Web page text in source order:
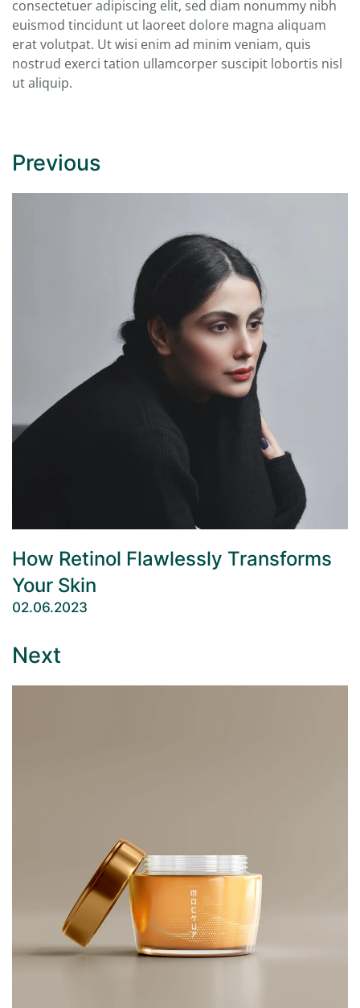
consectetuer adipiscing elit, sed diam nonummy nibh
euismod tincidunt ut laoreet dolore magna aliquam
erat volutpat. Ut wisi enim ad minim veniam, quis
nostrud exerci tation ullamcorper suscipit lobortis nisl
ut aliquip.
Previous
How Retinol Flawlessly Transforms
Your Skin
02.06.2023
Next